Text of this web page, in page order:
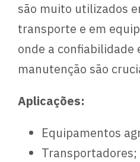
são muito utilizados
transporte e em
onde a confiabilidade
manutenção são
Aplicações:
Equipamentos
Transportadores;